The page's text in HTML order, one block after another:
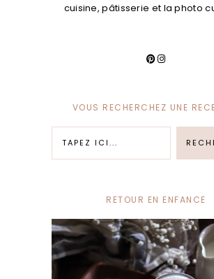
cuisine, pâtisserie et la photo
VOUS RECHERCHEZ UNE
RETOUR EN ENFANCE